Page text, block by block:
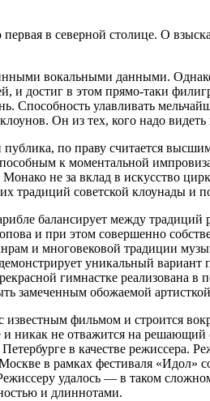
в северной столице. О
вокальными данными.
достиг в этом прямо-таки
Способность улавливать
Он из тех, кого надо видеть
по праву считается
к моментальной
не за вклад в искусство
традиций советской клоунады и
балансирует между
и при этом совершенно
и многовековой традиции
уникальный
гимнастке реализована в
замеченным обожаемой
фильмом и строится
никак не отважится на
в качестве режиссера.
в рамках фестиваля «Идол»
удалось — в таком
и длиннотами.